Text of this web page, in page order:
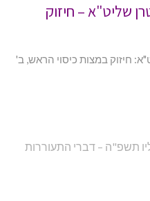
שליט"א – חיזוק
חיזוק במצות כיסוי הראש, ב'